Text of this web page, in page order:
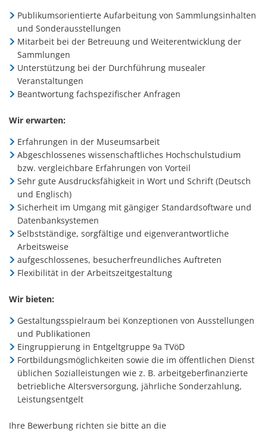
Publikumsorientierte Aufarbeitung von Sammlungsinhalten
und Sonderausstellungen
Mitarbeit bei der Betreuung und Weiterentwicklung der
Sammlungen
Unterstützung bei der Durchführung musealer
Veranstaltungen
Beantwortung fachspezifischer Anfragen
Wir erwarten:
Erfahrungen in der Museumsarbeit
Abgeschlossenes wissenschaftliches Hochschulstudium
bzw. vergleichbare Erfahrungen von Vorteil
Sehr gute Ausdrucksfähigkeit in Wort und Schrift (Deutsch
und Englisch)
Sicherheit im Umgang mit gängiger Standardsoftware und
Datenbanksystemen
Selbstständige, sorgfältige und eigenverantwortliche
Arbeitsweise
aufgeschlossenes, besucherfreundliches Auftreten
Flexibilität in der Arbeitszeitgestaltung
Wir bieten:
Gestaltungsspielraum bei Konzeptionen von Ausstellungen
und Publikationen
Eingruppierung in Entgeltgruppe 9a TVöD
Fortbildungsmöglichkeiten sowie die im öffentlichen Dienst
üblichen Sozialleistungen wie z. B. arbeitgeberfinanzierte
betriebliche Altersversorgung, jährliche Sonderzahlung,
Leistungsentgelt
Ihre Bewerbung richten sie bitte an die